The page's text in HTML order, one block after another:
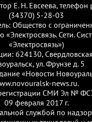
Е. Н. Евсеева, телефон
(34370) 5-28-03
Общество с
«Электросвязь. Сети.
«Электросвязь»)
624130,
ул. Фрунзе д. 5
«Новости
news.ru.
СМИ Эл №
09 февраля 2017 г.
службой по